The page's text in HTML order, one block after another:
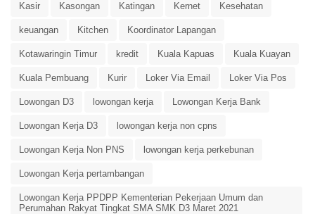
Kasir Kasongan Katingan Kernet Kesehatan
keuangan Kitchen Koordinator Lapangan
Kotawaringin Timur kredit Kuala Kapuas Kuala Kuayan
Kuala Pembuang Kurir Loker Via Email Loker Via Pos
Lowongan D3 lowongan kerja Lowongan Kerja Bank
Lowongan Kerja D3 lowongan kerja non cpns
Lowongan Kerja Non PNS lowongan kerja perkebunan
Lowongan Kerja pertambangan
Lowongan Kerja PPDPP Kementerian Pekerjaan Umum dan
Perumahan Rakyat Tingkat SMA SMK D3 Maret 2021